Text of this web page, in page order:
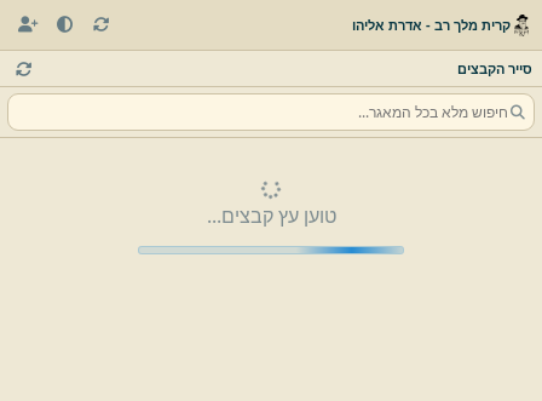
קרית מלך רב - אדרת אליהו
סייר הקבצים
טוען עץ קבצים...